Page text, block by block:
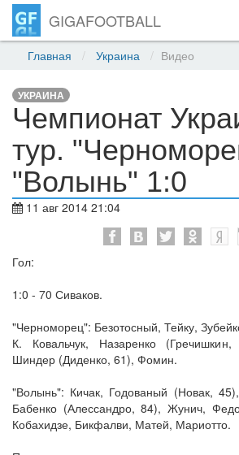
GIGAFOOTBALL
Главная Украина Видео
УКРАИНА
Чемпионат
тур.
"Волынь" 1:0
11 авг 2014 21:04
Гол:
1:0 - 70 Сиваков.
"Черноморец": Безотосный, Тейку,
К. Ковальчук, Назаренко
Шиндер (Диденко, 61), Фомин.
"Волынь": Кичак, Годованый (Новак,
Бабенко (Алессандро, 84), Жунич,
Кобахидзе, Бикфалви, Матей, Мариотто.